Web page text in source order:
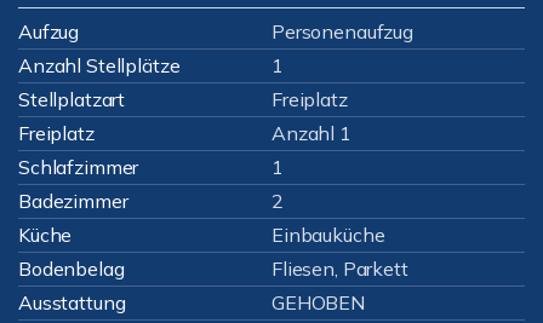
Aufzug
Personenaufzug
Anzahl Stellplätze
1
Stellplatzart
Freiplatz
Freiplatz
Anzahl 1
Schlafzimmer
1
Badezimmer
2
Küche
Einbauküche
Bodenbelag
Fliesen, Parkett
Ausstattung
GEHOBEN